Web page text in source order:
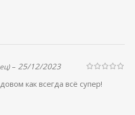
– 25/12/2023
как всегда всё супер!